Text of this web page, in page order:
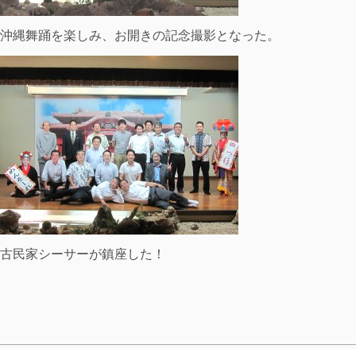
沖縄舞踊を楽しみ、お開きの記念撮影となった。
古民家シーサーが鎮座した！